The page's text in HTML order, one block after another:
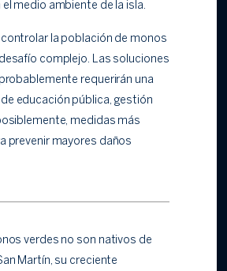
medio ambiente de la isla.
controlar la población de monos
complejo. Las soluciones
requerirán una
educación pública, gestión
medidas más
prevenir mayores daños
verdes no son nativos de
Martín, su creciente